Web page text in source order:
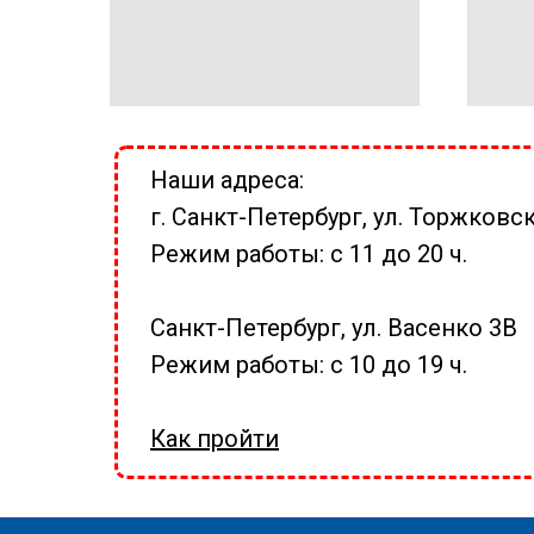
Наши адреса:
г. Санкт-Петербург, ул.
Режим работы: с 11 до 20 ч.
Санкт-Петербург, ул. Васенко 3В
Режим работы: с 10 до 19 ч.
Как пройти